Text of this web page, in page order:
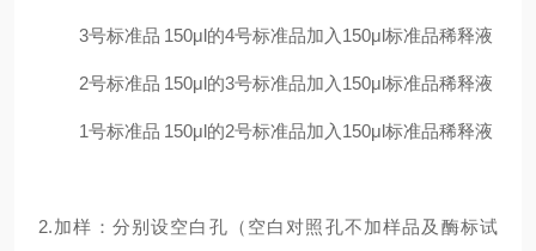
3号标准品 150μl的4号标准品加入150μl标准品稀释液
2号标准品 150μl的3号标准品加入150μl标准品稀释液
1号标准品 150μl的2号标准品加入150μl标准品稀释液
2.加样：分别设空白孔（空白对照孔不加样品及酶标试